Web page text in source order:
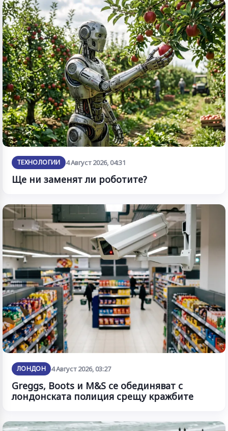
ТЕХНОЛОГИИ 4 Август 2026, 04:31
Ще ни заменят ли роботите?
ЛОНДОН 4 Август 2026, 03:27
Greggs, Boots и M&S се обединяват с
лондонската полиция срещу кражбите